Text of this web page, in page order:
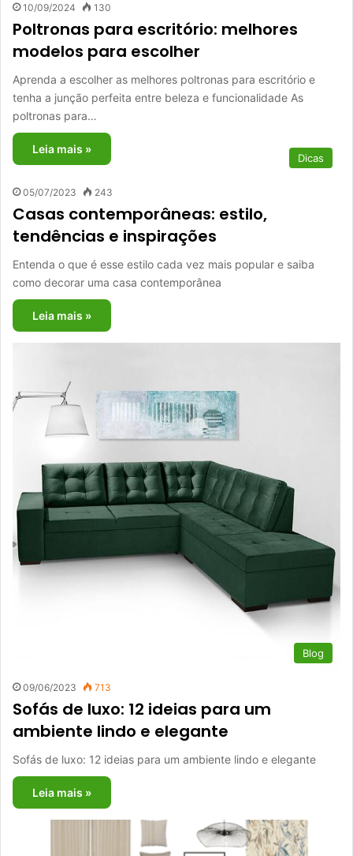
10/09/2024 130
Poltronas para escritório: melhores
modelos para escolher
Aprenda a escolher as melhores poltronas para escritório e
tenha a junção perfeita entre beleza e funcionalidade As
poltronas para…
Leia mais »
Dicas
05/07/2023 243
Casas contemporâneas: estilo,
tendências e inspirações
Entenda o que é esse estilo cada vez mais popular e saiba
como decorar uma casa contemporânea
Leia mais »
Blog
09/06/2023 713
Sofás de luxo: 12 ideias para um
ambiente lindo e elegante
Sofás de luxo: 12 ideias para um ambiente lindo e elegante
Leia mais »